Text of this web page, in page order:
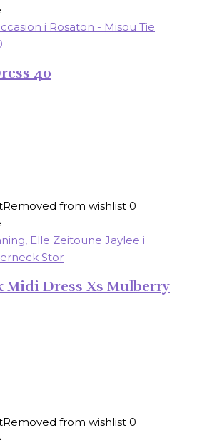
40
Removed from wishlist 0
Midi Dress Xs Mulberry
Removed from wishlist 0